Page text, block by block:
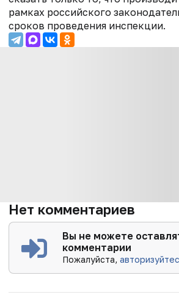
рамках российского
сроков проведения инспекции.
Нет комментариев
Вы не можете
комментарии
Пожалуйста,